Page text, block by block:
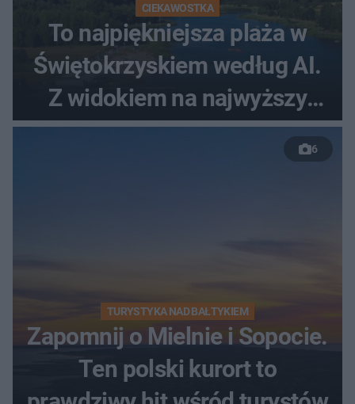
CIEKAWOSTKA
To najpiękniejsza plaża w
Świętokrzyskiem według AI.
Z widokiem na najwyższy
szczyt Gór Świętokrzyskich
6
TURYSTYKA NAD BAŁTYKIEM
Zapomnij o Mielnie i Sopocie.
Ten polski kurort to